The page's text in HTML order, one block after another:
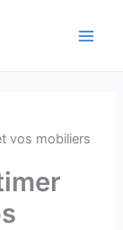
vos mobiliers